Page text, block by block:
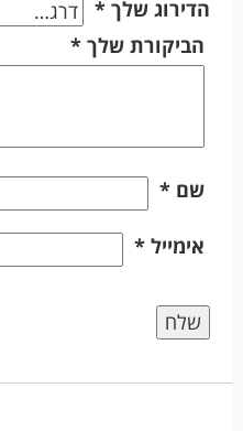
הדירוג שלך *
הביקורת שלך *
שם *
אימייל *